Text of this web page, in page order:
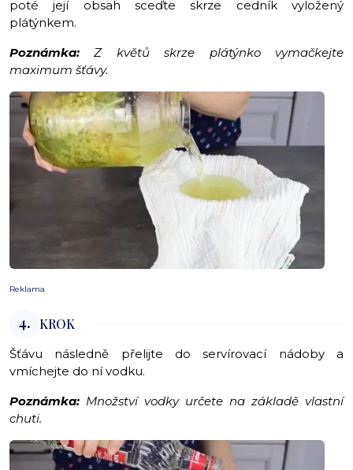
poté její obsah sceďte skrze cedník vyložený
plátýnkem.
Poznámka:Z květů skrze plátýnko vymačkejte
maximum šťávy.
Reklama
4. KROK
Šťávu následně přelijte do servírovací nádoby a
vmíchejte do ní vodku.
Poznámka: Množství vodky určete na základě vlastní
chuti.